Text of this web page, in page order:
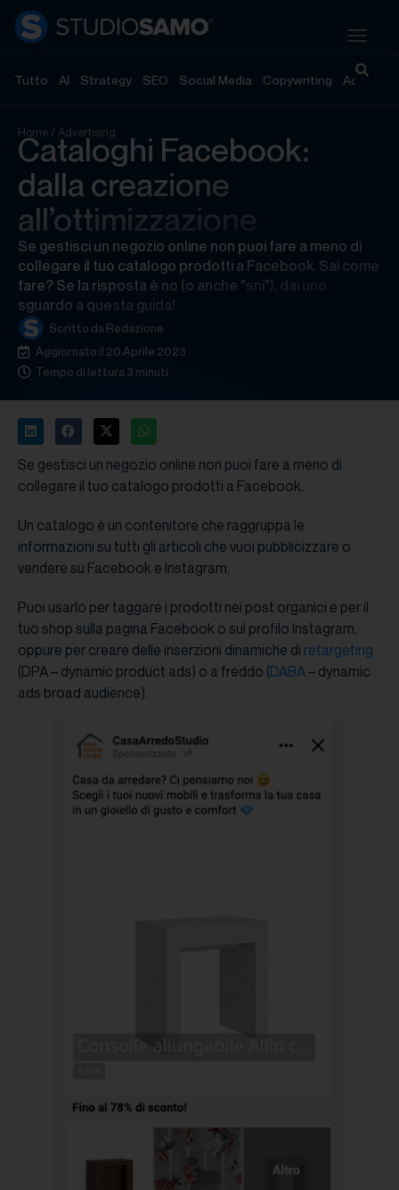
Tutto AI Strategy SEO Social Media Copywriting
Home/Advertising
Cataloghi Facebook:
dalla creazione
all’ottimizzazione
Se gestisci un negozio online non puoi fare a meno di
collegare il tuo catalogo prodotti a Facebook. Sai come
fare? Se la risposta è no (o anche "sni"), dai uno
sguardo a questa guida!
Scritto da Redazione
Aggiornato il 20 Aprile 2023
Tempo di lettura 3 minuti
Se gestisci un negozio online non puoi fare a meno di
collegare il tuo catalogo prodotti a Facebook.
Un catalogo è un contenitore che raggruppa le
informazioni su tutti gli articoli che vuoi pubblicizzare o
vendere su Facebook e Instagram.
Puoi usarlo per taggare i prodotti nei post organici e per il
tuo shop sulla pagina Facebook o sul profilo Instagram,
oppure per creare delle inserzioni dinamiche di retargeting
(DPA – dynamic product ads) o a freddo (DABA– dynamic
ads broad audience).